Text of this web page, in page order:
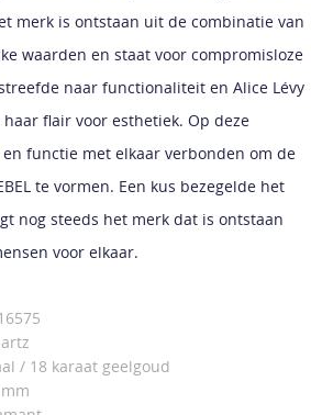
merk is ontstaan uit de combinatie van
waarden en staat voor compromisloze
naar functionaliteit en Alice Lévy
flair voor esthetiek. Op deze
functie met elkaar verbonden om de
te vormen. Een kus bezegelde het
nog steeds het merk dat is ontstaan
voor elkaar.
/ 18 karaat geelgoud